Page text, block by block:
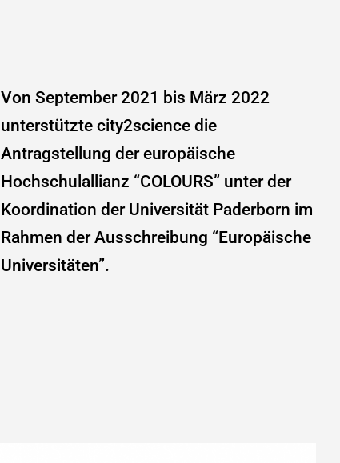
Von September 2021 bis März 2022
unterstützte city2science die
Antragstellung der europäische
Hochschulallianz “COLOURS” unter der
Koordination der Universität Paderborn im
Rahmen der Ausschreibung “Europäische
Universitäten”.